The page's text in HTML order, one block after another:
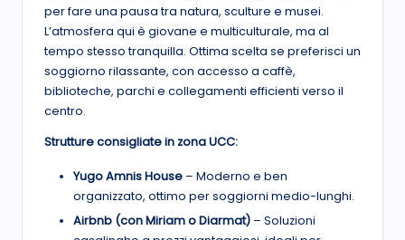
per fare una pausa tra natura, sculture e musei.
L’atmosfera qui è giovane e multiculturale, ma al
tempo stesso tranquilla. Ottima scelta se preferisci un
soggiorno rilassante, con accesso a caffè,
biblioteche, parchi e collegamenti efficienti verso il
centro.
Strutture consigliate in zona UCC:
Yugo Amnis House – Moderno e ben
organizzato, ottimo per soggiorni medio-lunghi.
Airbnb (con Miriam o Diarmat) – Soluzioni